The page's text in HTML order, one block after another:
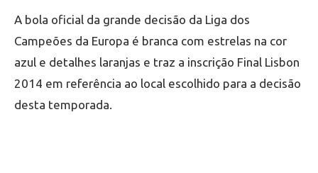
A bola oficial da grande decisão da Liga dos
Campeões da Europa é branca com estrelas na cor
azul e detalhes laranjas e traz a inscrição Final Lisbon
2014 em referência ao local escolhido para a decisão
desta temporada.